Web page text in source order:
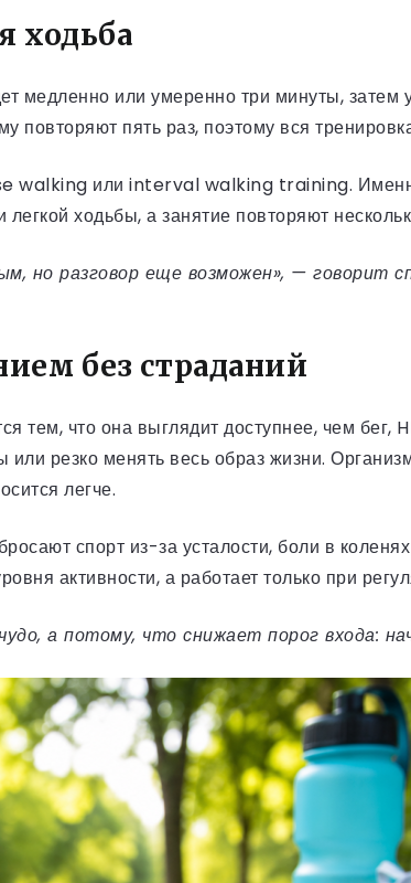
ходьба
медленно или умеренно три минуты, затем
пять раз, поэтому вся
walking или interval walking training.
ходьбы, а занятие повторяют
разговор еще возможен», — говорит
без страданий
тем, что она выглядит доступнее, чем бег,
резко менять весь образ жизни.
легче.
спорт из-за усталости, боли в
активности, а работает только при
а потому, что снижает порог входа: